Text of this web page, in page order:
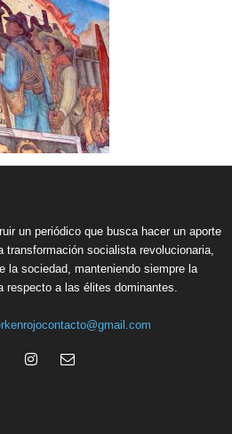
un periódico que busca hacer un aporte
transformación socialista revolucionaria,
la sociedad, manteniendo siempre la
respecto a las élites dominantes.